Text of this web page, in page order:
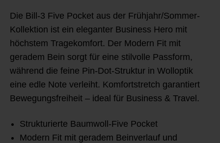
Die Bill-3 Five Pocket aus der Frühjahr/Sommer-
Kollektion ist ein eleganter Business Hero mit
höchstem Tragekomfort. Der Modern Fit mit
geradem Bein sorgt für eine stilvolle Passform,
während die feine Pin-Dot-Struktur in Wolloptik
eine edle Note verleiht. Komfortstretch garantiert
Bewegungsfreiheit – ideal für Business & Travel.
Strukturierte Baumwoll-Five Pocket
Modern Fit mit geradem Beinverlauf und